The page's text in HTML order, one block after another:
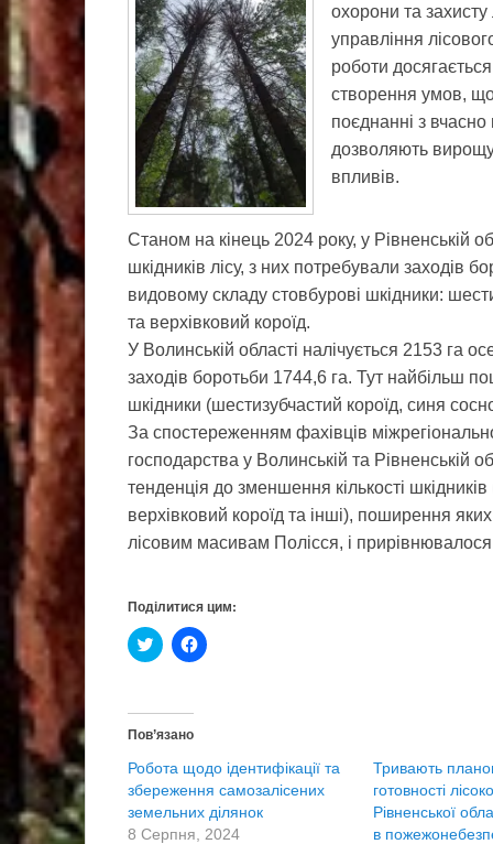
охорони та захисту
управління
роботи
створення умов,
поєднанні з
дозволяють
впливів.
Станом на кінець 2024 року, у Рівненській
шкідників лісу, з них потребували заходів
видовому складу стовбурові шкідники:
та верхівковий короїд.
У Волинській області налічується 2153 га
заходів боротьби 1744,6 га. Тут найбільш
шкідники (шестизубчастий короїд, синя
За спостереженням фахівців
господарства у Волинській та Рівненській
тенденція до зменшення кількості
верхівковий короїд та інші), поширення
лісовим масивам Полісся, і
Поділитися цим:
Н
а
н
і
т
,
щ
о
б
Н
а
щ
о
б
п
о
Пов’язано
Робота щодо ідентифікації та
збереження самозалісених
земельних ділянок
8 Серпня, 2024
Тривають
готовності
Рівненської
в